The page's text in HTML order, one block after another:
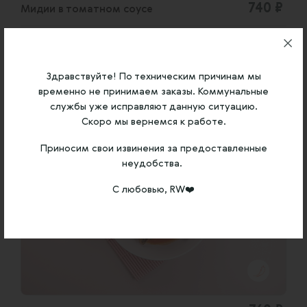
Мидии в томатном соусе 740 ₽
В корзину
Здравствуйте! По техническим причинам мы
временно не принимаем заказы. Коммунальные
службы уже исправляют данную ситуацию.
Скоро мы вернемся к работе.
Приносим свои извинения за предоставленные
неудобства.
С любовью, RW❤️